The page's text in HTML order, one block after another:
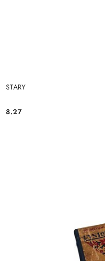
STARY
Cena:
8.27